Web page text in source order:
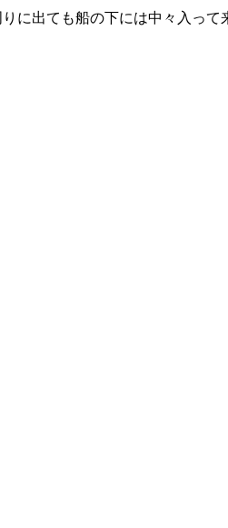
に出ても船の下には中々入っ